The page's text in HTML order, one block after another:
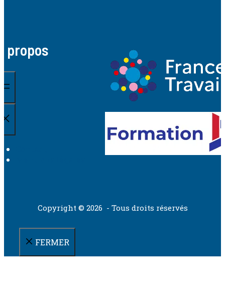
propos
Copyright © 2026 - Tous droits réservés
FERMER